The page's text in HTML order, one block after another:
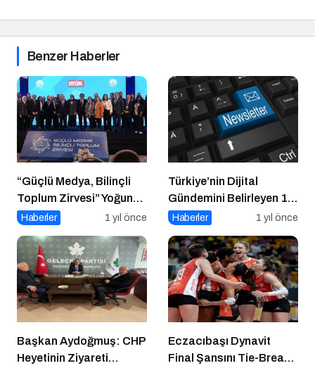
Benzer Haberler
“Güçlü Medya, Bilinçli
Toplum Zirvesi” Yoğun
Katılımla Gerçekleşti
Haberler 1 yıl önce
Türkiye’nin Dijital
Gündemini Belirleyen 15
Haber Sitesi
Haberler 1 yıl önce
Başkan Aydoğmuş: CHP
Heyetinin Ziyareti
Eczacıbaşı Dynavit
Final Şansını Tie-Break